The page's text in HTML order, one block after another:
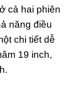
cả hai phiên
năng điều
chi tiết dễ
19 inch,